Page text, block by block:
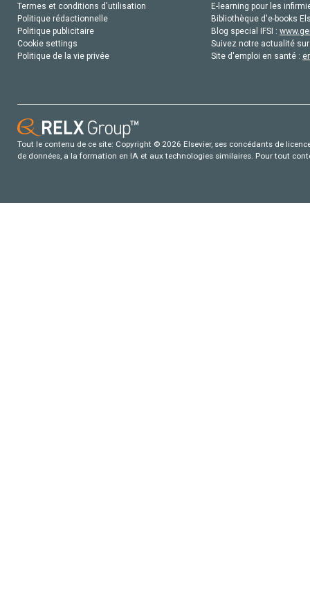
Termes et conditions d'utilisation
Politique rédactionnelle
Politique publicitaire
Cookie settings
Politique de la vie privée
E-learning pour les
Bibliothèque d'e-books
Blog special IFSI :
Suivez notre actualité
Site d'emploi en santé :
Tout le contenu de ce site: Copyright © 2026 Elsevier, ses concédants de
de données, a la formation en IA et aux technologies similaires. Pour tout